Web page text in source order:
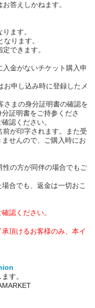
答えしかねます。
ます。
ります。
できます。
金がないチケット購入申
お申し込み時に登録したメ
まの身分証明書の確認を
証明書をご持参くださ
確認ください。
が印字されます。また受
せんので、ご購入時にお
の方が同伴の場合でもご
合でも、返金は一切おこ
認ください。
承頂けるお客様のみ、本イ
す。